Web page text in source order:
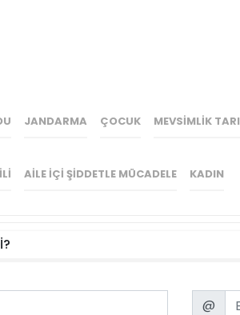
JANDARMA ÇOCUK MEVSIMLIK
AILE IÇI ŞIDDETLE MÜCADELE KADIN
Email
@